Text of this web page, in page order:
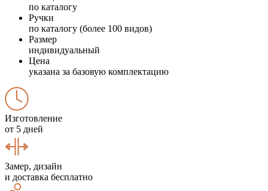
по каталогу
Ручки
по каталогу (более 100 видов)
Размер
индивидуальный
Цена
указана за базовую комплектацию
Изготовление
от 5 дней
Замер, дизайн
и доставка бесплатно